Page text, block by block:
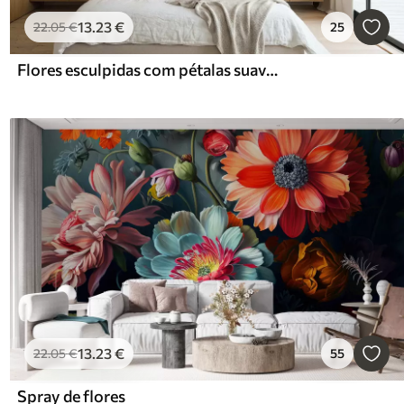
22.05€13.23€ 25
Flores esculpidas com pétalas suaves
22.05€13.23€ 55
Spray de flores